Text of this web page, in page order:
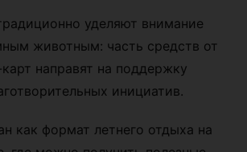
уделяют внимание
животным: часть средств от
направят на поддержку
инициатив.
как формат летнего отдыха на